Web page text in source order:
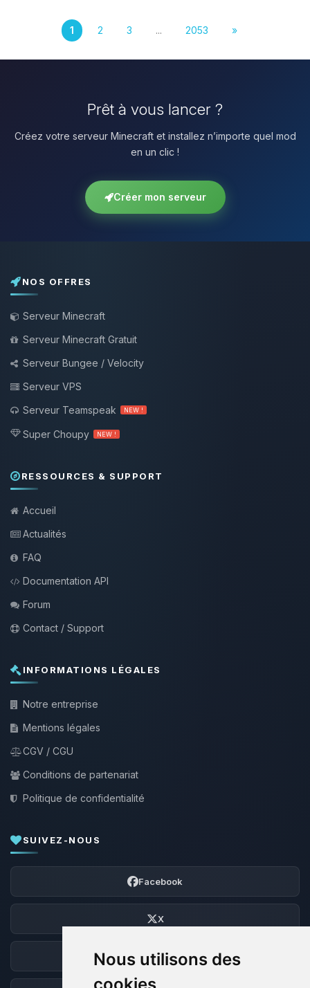
Nous utilisons des
1 2 3 ... 2053 »
Prêt à vous lancer ?
Créez votre serveur Minecraft et installez n’importe quel mod
en un clic !
Créer mon serveur
NOS OFFRES
Serveur Minecraft
Serveur Minecraft Gratuit
Serveur Bungee / Velocity
Serveur VPS
Serveur Teamspeak
NEW !
Super Choupy NEW !
RESSOURCES & SUPPORT
Accueil
Actualités
FAQ
Documentation API
Forum
Contact / Support
INFORMATIONS LÉGALES
Notre entreprise
Mentions légales
CGV / CGU
Conditions de partenariat
Politique de confidentialité
SUIVEZ-NOUS
Facebook
X
Discord